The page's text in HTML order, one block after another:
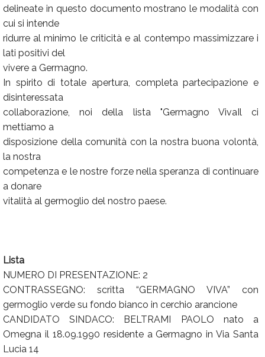
delineate in questo documento mostrano le modalità con
cui si intende
ridurre al minimo le criticità e al contempo massimizzare i
lati positivi del
vivere a Germagno.
In spirito di totale apertura, completa partecipazione e
disinteressata
collaborazione, noi della lista "Germagno VivaIl ci
mettiamo a
disposizione della comunità con la nostra buona volontà,
la nostra
competenza e le nostre forze nella speranza di continuare
a donare
vitalità al germoglio del nostro paese.
Lista
NUMERO DI PRESENTAZIONE: 2
CONTRASSEGNO: scritta “GERMAGNO VIVA” con
germoglio verde su fondo bianco in cerchio arancione
CANDIDATO SINDACO: BELTRAMI PAOLO nato a
Omegna il 18.09.1990 residente a Germagno in Via Santa
Lucia 14